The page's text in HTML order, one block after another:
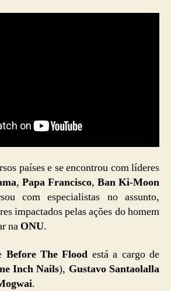
países e se encontrou com líderes
, Papa Francisco, Ban Ki-Moon
com especialistas no assunto,
impactados pelas ações do homem
na ONU.
Before The Flood está a cargo de
Inch Nails), Gustavo Santaolalla
.